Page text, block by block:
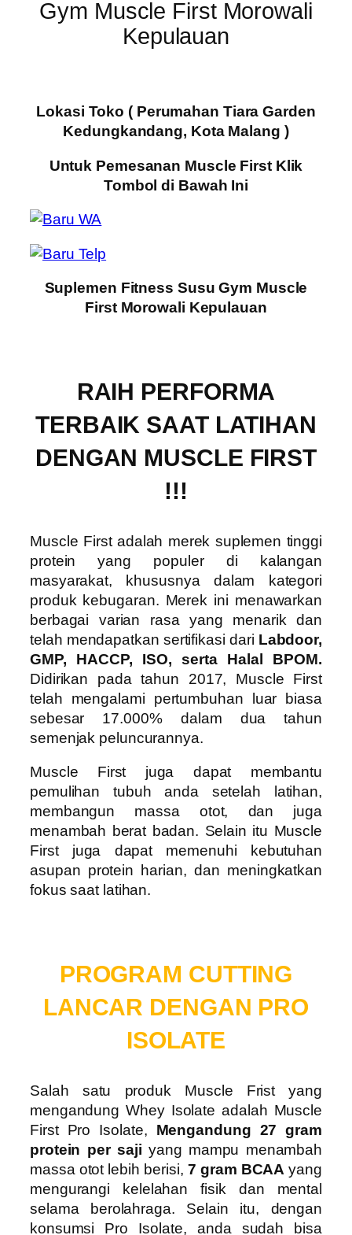
Gym Muscle First Morowali
Kepulauan
Lokasi Toko ( Perumahan Tiara Garden
Kedungkandang, Kota Malang )
Untuk Pemesanan Muscle First Klik
Tombol di Bawah Ini
Suplemen Fitness Susu Gym Muscle
First Morowali Kepulauan
RAIH PERFORMA
TERBAIK SAAT LATIHAN
DENGAN MUSCLE FIRST
!!!
Muscle First adalah merek suplemen tinggi
protein yang populer di kalangan
masyarakat, khususnya dalam kategori
produk kebugaran. Merek ini menawarkan
berbagai varian rasa yang menarik dan
telah mendapatkan sertifikasi dari Labdoor,
GMP, HACCP, ISO, serta Halal BPOM.
Didirikan pada tahun 2017, Muscle First
telah mengalami pertumbuhan luar biasa
sebesar 17.000% dalam dua tahun
semenjak peluncurannya.
Muscle First juga dapat membantu
pemulihan tubuh anda setelah latihan,
membangun massa otot, dan juga
menambah berat badan. Selain itu Muscle
First juga dapat memenuhi kebutuhan
asupan protein harian, dan meningkatkan
fokus saat latihan.
PROGRAM CUTTING
LANCAR DENGAN PRO
ISOLATE
Salah satu produk Muscle Frist yang
mengandung Whey Isolate adalah Muscle
First Pro Isolate, Mengandung 27 gram
protein per saji yang mampu menambah
massa otot lebih berisi, 7 gram BCAA yang
mengurangi kelelahan fisik dan mental
selama berolahraga. Selain itu, dengan
konsumsi Pro Isolate, anda sudah bisa